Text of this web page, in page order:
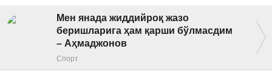
Мен янада жиддийроқ жазо
беришларига ҳам қарши бўлмасдим
– Аҳмаджонов
Спорт